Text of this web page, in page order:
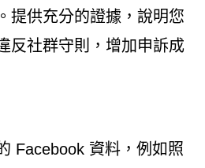
提供充分的證據，說明您
反社群守則，增加申訴成
Facebook 資料，例如照